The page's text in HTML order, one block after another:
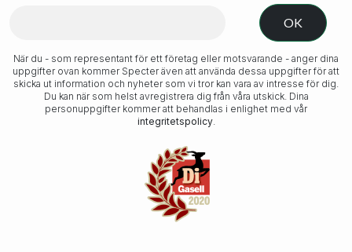
När du - som representant för ett företag eller motsvarande - anger dina
uppgifter ovan kommer Specter även att använda dessa uppgifter för att
skicka ut information och nyheter som vi tror kan vara av intresse för dig.
Du kan när som helst avregistrera dig från våra utskick. Dina
personuppgifter kommer att behandlas i enlighet med vår
integritetspolicy.